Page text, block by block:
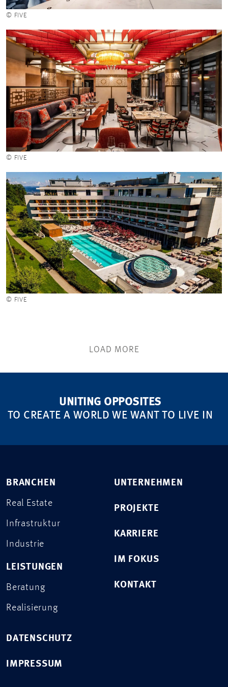
© FIVE
© FIVE
© FIVE
LOAD MORE
UNITING OPPOSITES
TO CREATE A WORLD WE WANT TO LIVE IN
BRANCHEN
Real Estate
Infrastruktur
Industrie
LEISTUNGEN
Beratung
Realisierung
UNTERNEHMEN
PROJEKTE
KARRIERE
IM FOKUS
KONTAKT
DATENSCHUTZ
IMPRESSUM